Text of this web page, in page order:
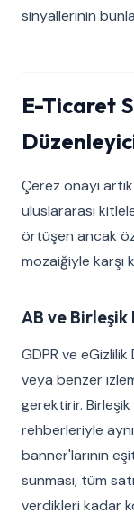
sinyallerinin
E-Ticaret
Çerez onayı
uluslararası
örtüşen ancak
mozaiğiyle karşı
AB ve Birleşik
GDPR ve
veya benzer
gerektirir. Birleşik
rehberleriyle
banner'larının
sunması, tüm
verdikleri kadar